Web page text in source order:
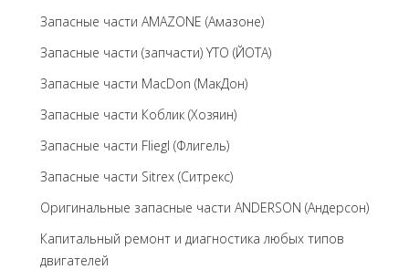
Запасные части AMAZONE (Амазоне)
Запасные части (запчасти) YTO (ЙОТА)
Запасные части MacDon (МакДон)
Запасные части Коблик (Хозяин)
Запасные части Fliegl (Флигель)
Запасные части Sitrex (Ситрекс)
Оригинальные запасные части ANDERSON (Андерсон)
Капитальный ремонт и диагностика любых типов
двигателей